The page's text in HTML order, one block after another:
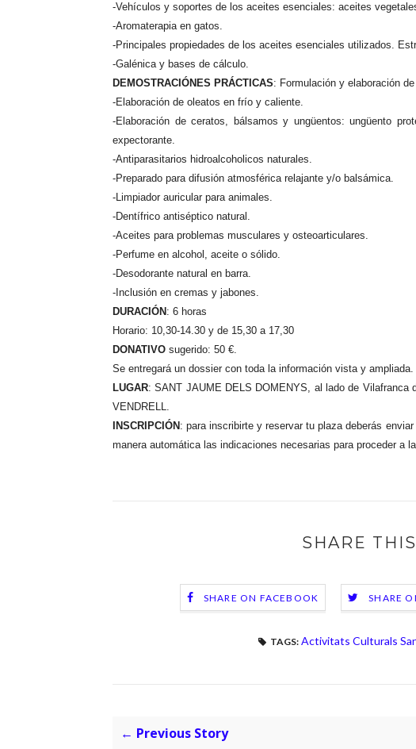
-Vehículos y soportes de los aceites esenciales: aceites
-Aromaterapia en gatos.
-Principales propiedades de los aceites esenciales utilizados.
-Galénica y bases de cálculo.
DEMOSTRACIÓNES PRÁCTICAS: Formulación y elaboración
-Elaboración de oleatos en frío y caliente.
-Elaboración de ceratos, bálsamos y ungüentos: ungüento
expectorante.
-Antiparasitarios hidroalcoholicos naturales.
-Preparado para difusión atmosférica relajante y/o balsámica.
-Limpiador auricular para animales.
-Dentífrico antiséptico natural.
-Aceites para problemas musculares y osteoarticulares.
-Perfume en alcohol, aceite o sólido.
-Desodorante natural en barra.
-Inclusión en cremas y jabones.
DURACIÓN : 6 horas
Horario: 10,30-14.30 y de 15,30 a 17,30
DONATIVO sugerido: 50 €.
Se entregará un dossier con toda la información vista y ampliada.
LUGAR: SANT JAUME DELS DOMENYS, al lado de
VENDRELL.
INSCRIPCIÓN : para inscribirte y reservar tu plaza deberás
manera automática las indicaciones necesarias para proceder a
SHARE
SHARE ON FACEBOOK SHARE
TAGS: Activitats Culturals
← Previous Story